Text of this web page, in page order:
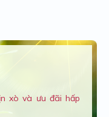
xò và ưu đãi hấp